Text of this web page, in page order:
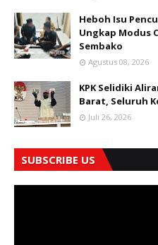
Heboh Isu
Ungkap Modus
Sembako
Agustus 08, 2026
KPK Selidiki
Barat, Seluruh
Juli 26, 2026
SUBSCRIBE US